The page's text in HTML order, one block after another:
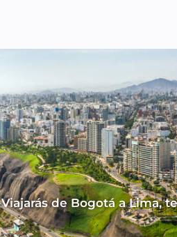
Viajarás de Bogotá a Lima,